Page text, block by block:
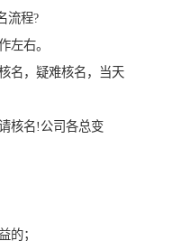
流程?
左右。
名，疑难核名，当天
核名!公司各总变
的；